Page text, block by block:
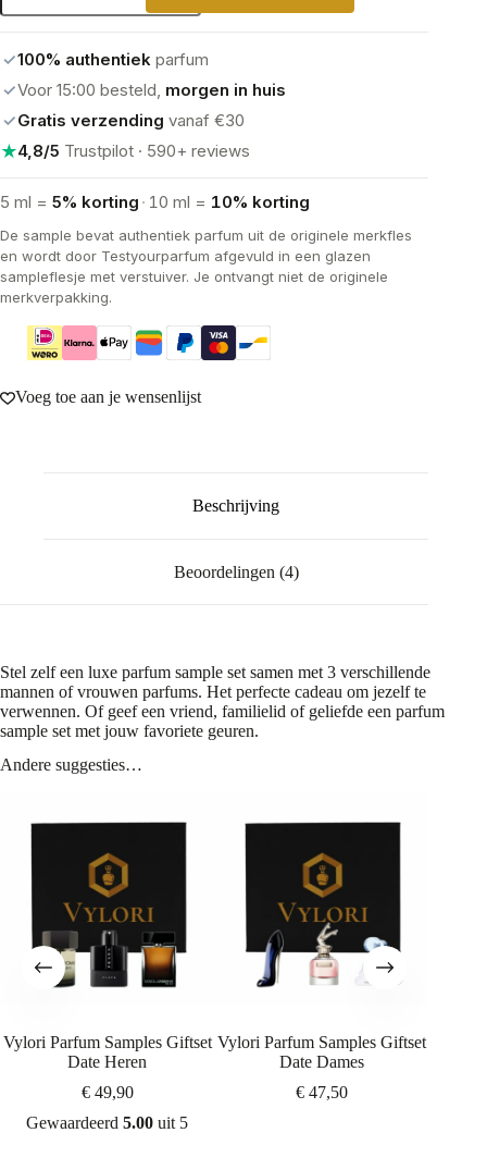
–
Zelf
Samenstellen
✓100% authentiek parfum
✓Voor 15:00 besteld, morgen in huis
✓Gratis verzending vanaf €30
★4,8/5 Trustpilot · 590+ reviews
5 ml = 5% korting · 10 ml = 10% korting
De sample bevat authentiek parfum uit de originele merkfles
en wordt door Testyourparfum afgevuld in een glazen
sampleflesje met verstuiver. Je ontvangt niet de originele
merkverpakking.
Voeg toe aan je wensenlijst
Beschrijving
Beoordelingen (4)
Stel zelf een luxe parfum sample set samen met 3 verschillende
mannen of vrouwen parfums. Het perfecte cadeau om jezelf te
verwennen. Of geef een vriend, familielid of geliefde een parfum
sample set met jouw favoriete geuren.
Andere suggesties…
Vylori Parfum Samples Giftset
Date Heren
€49,90
Gewaardeerd5.00 uit 5
Vylori Parfum Samples Giftset
Date Dames
€47,50